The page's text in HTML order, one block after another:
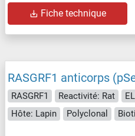
Fiche technique
RASGRF1 anticorps
RASGRF1 Reactivité: Rat
Hôte: Lapin
Polyclonal